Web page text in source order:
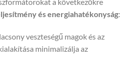
és energiahatékonyság:
veszteségű magok és az
minimalizálja az